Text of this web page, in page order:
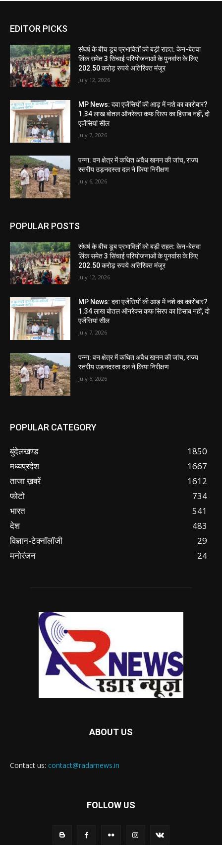
EDITOR PICKS
संघर्ष के बीच डूब प्रभावितों को बड़ी राहत: केन-बेतवा
लिंक समेत 3 सिंचाई परियोजनाओं के पुनर्वास के लिए
202.50 करोड़ रुपये अतिरिक्त मंजूर
July 12, 2026
MP News: दवा एजेंसियों की आड़ में नशे का कारोबार?
1.34 लाख बोतल ऑनरेक्स कफ सिरप का हिसाब नहीं, दो
एजेंसियां सील
July 7, 2026
पन्ना: वन क्षेत्र में कथित अवैध खनन की जांच, राज्य
स्तरीय उड़नदस्ता दल ने किया निरीक्षण
July 6, 2026
POPULAR POSTS
संघर्ष के बीच डूब प्रभावितों को बड़ी राहत: केन-बेतवा
लिंक समेत 3 सिंचाई परियोजनाओं के पुनर्वास के लिए
202.50 करोड़ रुपये अतिरिक्त मंजूर
July 12, 2026
MP News: दवा एजेंसियों की आड़ में नशे का कारोबार?
1.34 लाख बोतल ऑनरेक्स कफ सिरप का हिसाब नहीं, दो
एजेंसियां सील
July 7, 2026
पन्ना: वन क्षेत्र में कथित अवैध खनन की जांच, राज्य
स्तरीय उड़नदस्ता दल ने किया निरीक्षण
July 6, 2026
POPULAR CATEGORY
बुंदेलखण्ड
1850
मध्यप्रदेश
1667
ताजा ख़बरें
1612
फोटो
734
भारत
541
देश
483
विज्ञान-टेक्नॉलॉजी
29
मनोरंजन
24
ABOUT US
Contact us: contact@radarnews.in
FOLLOW US